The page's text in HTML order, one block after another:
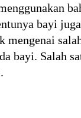
bayi
bayi. Salah